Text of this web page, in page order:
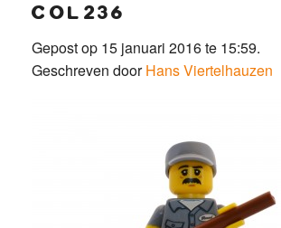
col236
Gepost op 15 januari 2016 te 15:59.
Geschreven doorHans Viertelhauzen